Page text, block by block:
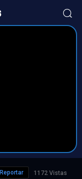
1172 Vistas
Reportar